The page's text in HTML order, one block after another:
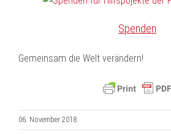
Spenden
Gemeinsam die Welt verändern!
06. November 2018